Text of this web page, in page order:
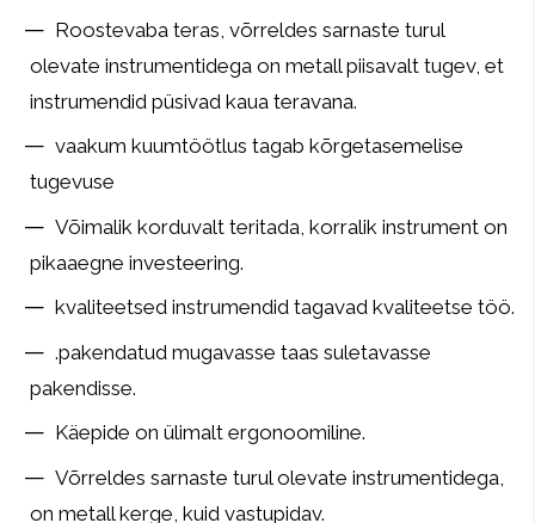
Roostevaba teras, võrreldes sarnaste turul
olevate instrumentidega on metall piisavalt tugev, et
instrumendid püsivad kaua teravana.
vaakum kuumtöötlus tagab kõrgetasemelise
tugevuse
Võimalik korduvalt teritada, korralik instrument on
pikaaegne investeering.
kvaliteetsed instrumendid tagavad kvaliteetse töö.
.pakendatud mugavasse taas suletavasse
pakendisse.
Käepide on ülimalt ergonoomiline.
Võrreldes sarnaste turul olevate instrumentidega,
on metall kerge, kuid vastupidav.